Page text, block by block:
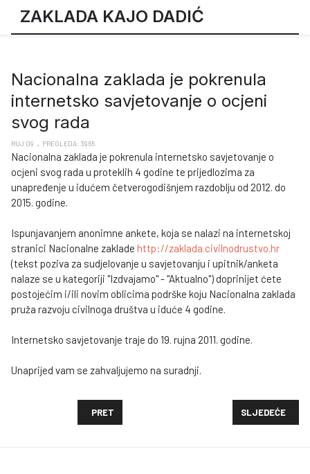
ZAKLADA KAJO DADIĆ
Nacionalna zaklada je pokrenula
internetsko savjetovanje o ocjeni
svog rada
RUJ 09 PREGLEDA: 3965
Nacionalna zaklada je pokrenula internetsko savjetovanje o
ocjeni svog rada u proteklih 4 godine te prijedlozima za
unapređenje u idućem četverogodišnjem razdoblju od 2012. do
2015. godine.
Ispunjavanjem anonimne ankete, koja se nalazi na internetskoj
stranici Nacionalne zaklade http://zaklada.civilnodrustvo.hr
(tekst poziva za sudjelovanje u savjetovanju i upitnik/anketa
nalaze se u kategoriji "Izdvajamo" - "Aktualno") doprinijet ćete
postojećim i/ili novim oblicima podrške koju Nacionalna zaklada
pruža razvoju civilnoga društva u iduće 4 godine.
Internetsko savjetovanje traje do 19. rujna 2011. godine.
Unaprijed vam se zahvaljujemo na suradnji.
PRETHODNI ČLANAK: ZAKLADA "KAJO DADIĆ"
PRET SLJEDEĆI
SLJEDEĆE